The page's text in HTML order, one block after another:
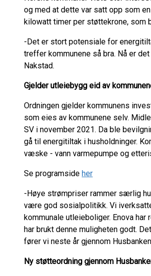
og med at dette var satt opp som
kilowatt timer per støttekrone, som
-Det er stort potensiale for
treffer kommunene så bra. Nå er
Nakstad.
Gjelder utleiebygg eid av
Ordningen gjelder kommunens
som eies av kommunene selv.
SV i november 2021. Da ble
gå til energitiltak i husholdninger.
væske - vann varmepumpe og
Se programside her
-Høye strømpriser rammer særlig
være god sosialpolitikk. Vi
kommunale utleieboliger. Enova
har brukt denne muligheten godt.
fører vi neste år gjennom
Ny støtteordning gjennom